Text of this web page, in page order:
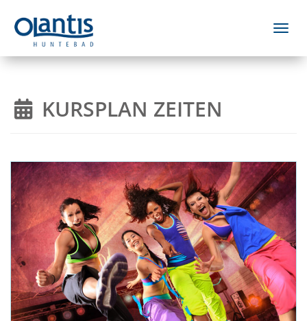
KURSPLAN ZEITEN